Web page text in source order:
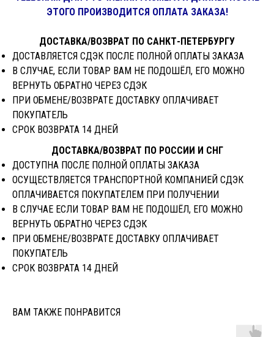
ЭТОГО ПРОИЗВОДИТСЯ ОПЛАТА ЗАКАЗА!
ДОСТАВКА/ВОЗВРАТ ПО САНКТ-ПЕТЕРБУРГУ
ДОСТАВЛЯЕТСЯ СДЭК ПОСЛЕ ПОЛНОЙ ОПЛАТЫ ЗАКАЗА
В СЛУЧАЕ, ЕСЛИ ТОВАР ВАМ НЕ ПОДОШЁЛ, ЕГО МОЖНО
ВЕРНУТЬ ОБРАТНО ЧЕРЕЗ СДЭК
ПРИ ОБМЕНЕ/ВОЗВРАТЕ ДОСТАВКУ ОПЛАЧИВАЕТ
ПОКУПАТЕЛЬ
СРОК ВОЗВРАТА 14 ДНЕЙ
ДОСТАВКА/ВОЗВРАТ ПО РОССИИ И СНГ
ДОСТУПНА ПОСЛЕ ПОЛНОЙ ОПЛАТЫ ЗАКАЗА
ОСУЩЕСТВЛЯЕТСЯ ТРАНСПОРТНОЙ КОМПАНИЕЙ СДЭК
ОПЛАЧИВАЕТСЯ ПОКУПАТЕЛЕМ ПРИ ПОЛУЧЕНИИ
В СЛУЧАЕ ЕСЛИ ТОВАР ВАМ НЕ ПОДОШЁЛ, ЕГО МОЖНО
ВЕРНУТЬ ОБРАТНО ЧЕРЕЗ CДЭК
ПРИ ОБМЕНЕ/ВОЗВРАТЕ ДОСТАВКУ ОПЛАЧИВАЕТ
ПОКУПАТЕЛЬ
СРОК ВОЗВРАТА 14 ДНЕЙ
ВАМ ТАКЖЕ ПОНРАВИТСЯ